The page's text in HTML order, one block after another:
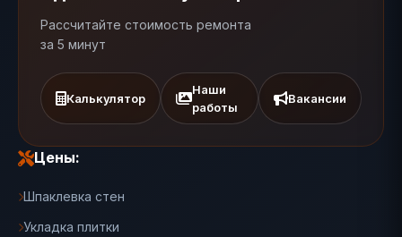
Рассчитайте стоимость ремонта
за 5 минут
Калькулятор
Наши
работы
Вакансии
Цены:
Шпаклевка стен
Укладка плитки